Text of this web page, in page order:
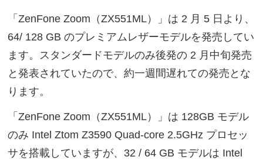
「ZenFone Zoom（ZX551ML）」は 2 月 5 日より、
64/ 128 GB のプレミアムレザーモデルを発売してい
ます。スタンダードモデルのみ後発の 2 月中旬発売
と発表されていたので、約一週間遅れての発売とな
ります。
「ZenFone Zoom（ZX551ML）」は 128GB モデル
のみ Intel Ztom Z3590 Quad-core 2.5GHz プロセッ
サを搭載していますが、32 / 64 GB モデルは Intel